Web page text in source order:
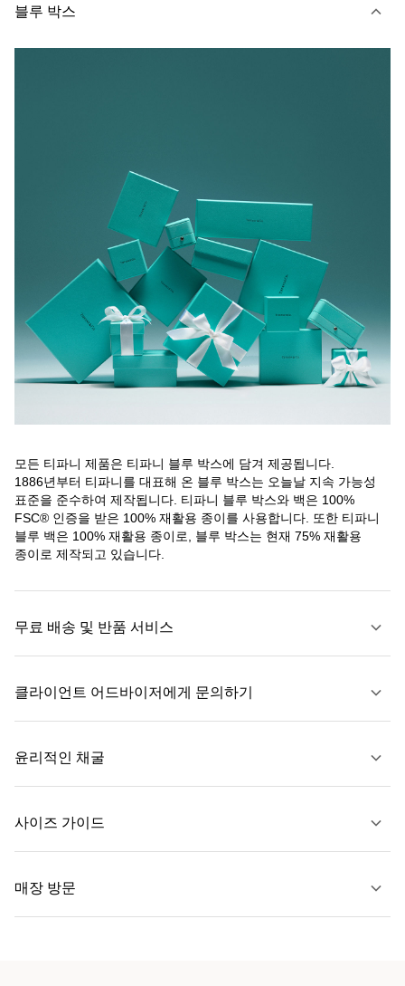
블루 박스
모든 티파니 제품은 티파니 블루 박스에 담겨 제공됩니다.
1886년부터 티파니를 대표해 온 블루 박스는 오늘날 지속 가능성
표준을 준수하여 제작됩니다. 티파니 블루 박스와 백은 100%
FSC® 인증을 받은 100% 재활용 종이를 사용합니다. 또한 티파니
블루 백은 100% 재활용 종이로, 블루 박스는 현재 75% 재활용
종이로 제작되고 있습니다.
무료 배송 및 반품 서비스
자세히 보기
클라이언트 어드바이저에게 문의하기
윤리적인 채굴
사이즈 가이드
자세히 보기
매장 방문